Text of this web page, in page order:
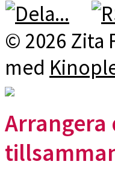
© 2026 Zita
med
Arrangera